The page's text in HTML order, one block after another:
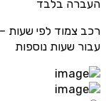
העברה בלבד
רכב צמוד לפי שעות
עבור שעות נוספות